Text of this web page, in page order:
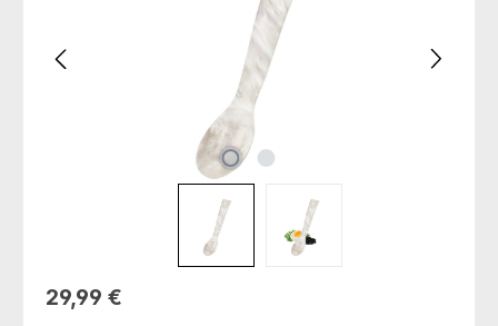
Regulärer Preis:
29,99 €